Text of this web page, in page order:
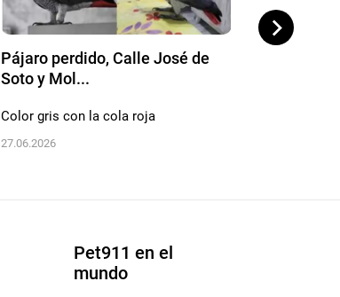
Pájaro perdido, Calle José de
Soto y Mol...
Color gris con la cola roja
27.06.2026
Pet911 en el
mundo